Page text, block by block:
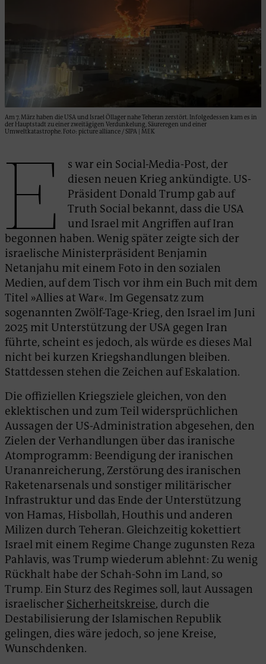
Am 7. März haben die USA und Israel Öllager nahe Teheran zerstört. Infolgedessen kam es in
der Hauptstadt zu einer zweitägigen Verdunkelung, Säureregen und einer
Umweltkatastrophe. Foto: picture alliance / SIPA | MEK
E
s war ein Social-Media-Post, der
diesen neuen Krieg ankündigte. US-
Präsident Donald Trump gab auf
Truth Social bekannt, dass die USA
und Israel mit Angriffen auf Iran
begonnen haben. Wenig später zeigte sich der
israelische Ministerpräsident Benjamin
Netanjahu mit einem Foto in den sozialen
Medien, auf dem Tisch vor ihm ein Buch mit dem
Titel »Allies at War«. Im Gegensatz zum
sogenannten Zwölf-Tage-Krieg, den Israel im Juni
2025 mit Unterstützung der USA gegen Iran
führte, scheint es jedoch, als würde es dieses Mal
nicht bei kurzen Kriegshandlungen bleiben.
Stattdessen stehen die Zeichen auf Eskalation.
Die offiziellen Kriegsziele gleichen, von den
eklektischen und zum Teil widersprüchlichen
Aussagen der US-Administration abgesehen, den
Zielen der Verhandlungen über das iranische
Atomprogramm: Beendigung der iranischen
Urananreicherung, Zerstörung des iranischen
Raketenarsenals und sonstiger militärischer
Infrastruktur und das Ende der Unterstützung
von Hamas, Hisbollah, Houthis und anderen
Milizen durch Teheran. Gleichzeitig kokettiert
Israel mit einem Regime Change zugunsten Reza
Pahlavis, was Trump wiederum ablehnt: Zu wenig
Rückhalt habe der Schah-Sohn im Land, so
Trump. Ein Sturz des Regimes soll, laut Aussagen
israelischer Sicherheitskreise, durch die
Destabilisierung der Islamischen Republik
gelingen, dies wäre jedoch, so jene Kreise,
Wunschdenken.